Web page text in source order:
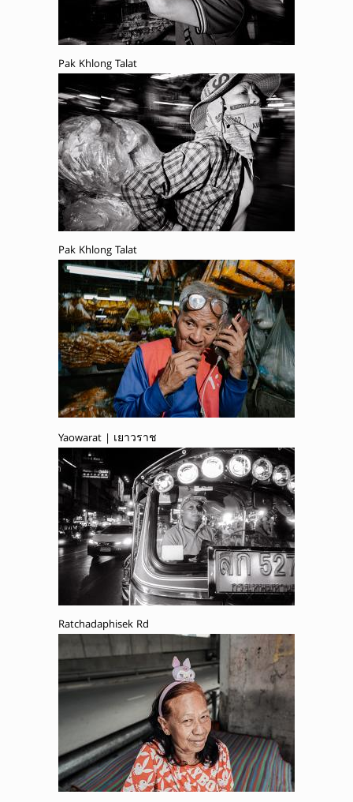
Pak Khlong Talat
Pak Khlong Talat
Yaowarat | เยาวราช
Ratchadaphisek Rd